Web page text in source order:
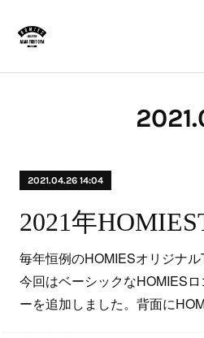
2021.
2021.04.26 14:04
2021年
毎年恒例のHOMIESオリジナル
今回はベーシックなHOMIES
ーを追加しました。背面に